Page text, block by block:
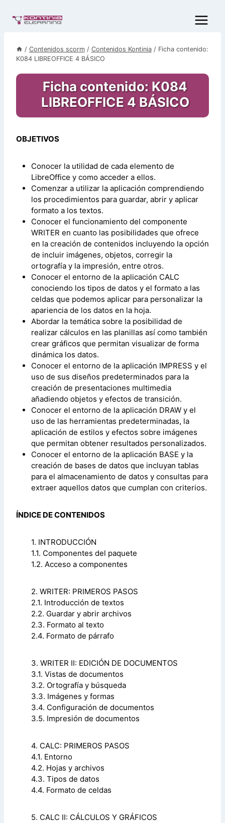
contenido
/ Contenidos scorm / Contenidos Kontinia / Ficha contenido:
K084 LIBREOFFICE 4 BÁSICO
Ficha contenido: K084
LIBREOFFICE 4 BÁSICO
OBJETIVOS
Conocer la utilidad de cada elemento de
LibreOffice y como acceder a ellos.
Comenzar a utilizar la aplicación comprendiendo
los procedimientos para guardar, abrir y aplicar
formato a los textos.
Conocer el funcionamiento del componente
WRITER en cuanto las posibilidades que ofrece
en la creación de contenidos incluyendo la opción
de incluir imágenes, objetos, corregir la
ortografía y la impresión, entre otros.
Conocer el entorno de la aplicación CALC
conociendo los tipos de datos y el formato a las
celdas que podemos aplicar para personalizar la
apariencia de los datos en la hoja.
Abordar la temática sobre la posibilidad de
realizar cálculos en las planillas así como también
crear gráficos que permitan visualizar de forma
dinámica los datos.
Conocer el entorno de la aplicación IMPRESS y el
uso de sus diseños predeterminados para la
creación de presentaciones multimedia
añadiendo objetos y efectos de transición.
Conocer el entorno de la aplicación DRAW y el
uso de las herramientas predeterminadas, la
aplicación de estilos y efectos sobre imágenes
que permitan obtener resultados personalizados.
Conocer el entorno de la aplicación BASE y la
creación de bases de datos que incluyan tablas
para el almacenamiento de datos y consultas para
extraer aquellos datos que cumplan con criterios.
ÍNDICE DE CONTENIDOS
1. INTRODUCCIÓN
1.1. Componentes del paquete
1.2. Acceso a componentes
2. WRITER: PRIMEROS PASOS
2.1. Introducción de textos
2.2. Guardar y abrir archivos
2.3. Formato al texto
2.4. Formato de párrafo
3. WRITER II: EDICIÓN DE DOCUMENTOS
3.1. Vistas de documentos
3.2. Ortografía y búsqueda
3.3. Imágenes y formas
3.4. Configuración de documentos
3.5. Impresión de documentos
4. CALC: PRIMEROS PASOS
4.1. Entorno
4.2. Hojas y archivos
4.3. Tipos de datos
4.4. Formato de celdas
5. CALC II: CÁLCULOS Y GRÁFICOS